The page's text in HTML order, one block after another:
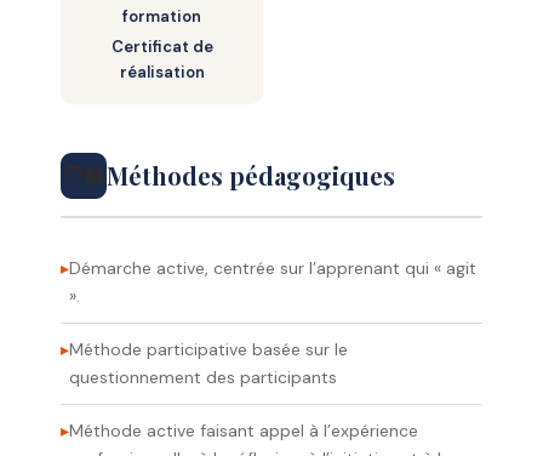
une page web…
formation
Certificat de
réalisation
🧑‍🏫Méthodes pédagogiques
Démarche active, centrée sur l’apprenant qui « agit
».
Méthode participative basée sur le
questionnement des participants
Méthode active faisant appel à l’expérience